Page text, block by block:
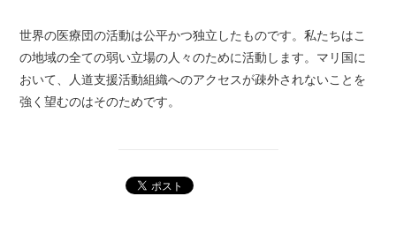
世界の医療団の活動は公平かつ独立したものです。私たちはこ
の地域の全ての弱い立場の人々のために活動します。マリ国に
おいて、人道支援活動組織へのアクセスが疎外されないことを
強く望むのはそのためです。